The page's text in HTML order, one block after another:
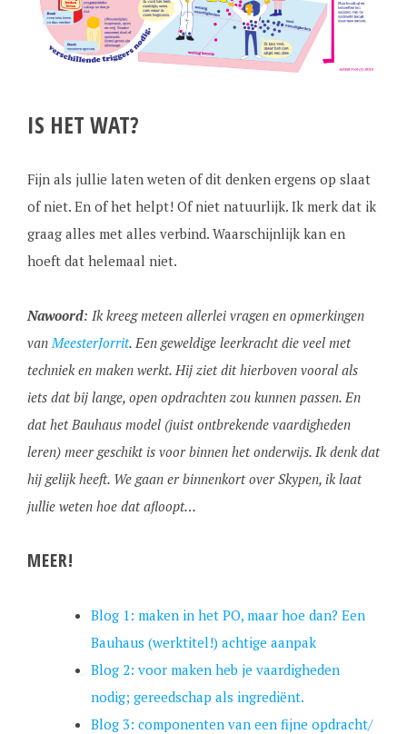
IS HET WAT?
Fijn als jullie laten weten of dit denken ergens op slaat
of niet. En of het helpt! Of niet natuurlijk. Ik merk dat ik
graag alles met alles verbind. Waarschijnlijk kan en
hoeft dat helemaal niet.
Nawoord: Ik kreeg meteen allerlei vragen en opmerkingen
van MeesterJorrit. Een geweldige leerkracht die veel met
techniek en maken werkt. Hij ziet dit hierboven vooral als
iets dat bij lange, open opdrachten zou kunnen passen. En
dat het Bauhaus model (juist ontbrekende vaardigheden
leren) meer geschikt is voor binnen het onderwijs. Ik denk dat
hij gelijk heeft. We gaan er binnenkort over Skypen, ik laat
jullie weten hoe dat afloopt…
MEER!
Blog 1: maken in het PO, maar hoe dan? Een
Bauhaus (werktitel!) achtige aanpak
Blog 2: voor maken heb je vaardigheden
nodig; gereedschap als ingrediënt.
Blog 3: componenten van een fijne opdracht/